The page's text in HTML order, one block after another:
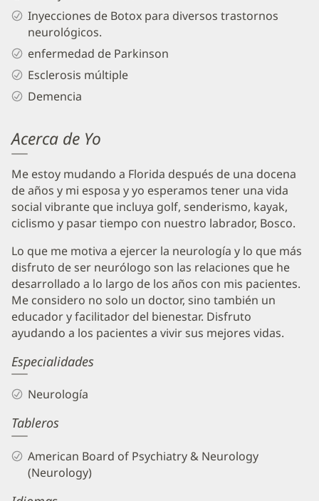
Inyecciones de Botox para diversos trastornos
neurológicos.
enfermedad de Parkinson
Esclerosis múltiple
Demencia
Acerca de Yo
Me estoy mudando a Florida después de una docena
de años y mi esposa y yo esperamos tener una vida
social vibrante que incluya golf, senderismo, kayak,
ciclismo y pasar tiempo con nuestro labrador, Bosco.
Lo que me motiva a ejercer la neurología y lo que más
disfruto de ser neurólogo son las relaciones que he
desarrollado a lo largo de los años con mis pacientes.
Me considero no solo un doctor, sino también un
educador y facilitador del bienestar. Disfruto
ayudando a los pacientes a vivir sus mejores vidas.
Especialidades
Neurología
Tableros
American Board of Psychiatry & Neurology
(Neurology)